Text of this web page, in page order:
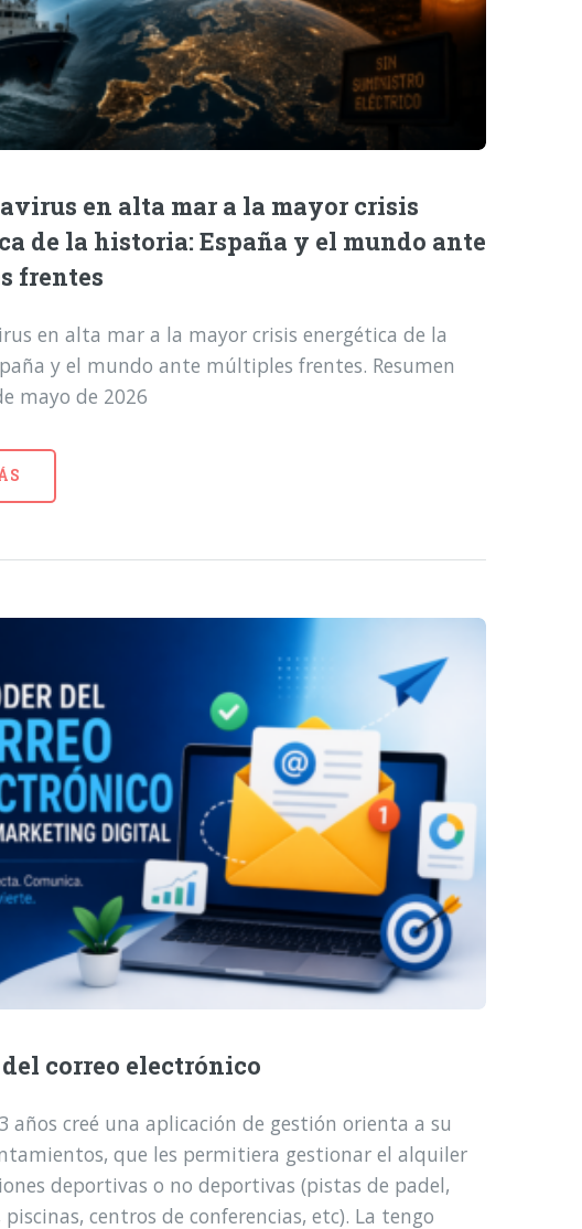
en alta mar a la mayor crisis
de la historia: España y el mundo ante
frentes
en alta mar a la mayor crisis energética de la
y el mundo ante múltiples frentes. Resumen
mayo de 2026
correo electrónico
años creé una aplicación de gestión orienta a su
que les permitiera gestionar el alquiler
deportivas o no deportivas (pistas de padel,
centros de conferencias, etc). La tengo